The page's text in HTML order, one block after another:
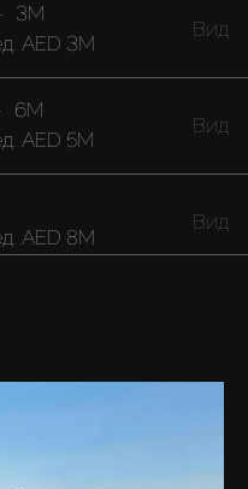
3M
AED 3M
Вид
6M
AED 5M
Вид
AED 8M
Вид